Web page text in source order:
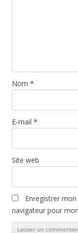
Nom *
E-mail *
Site web
Enregistrer
navigateur pour